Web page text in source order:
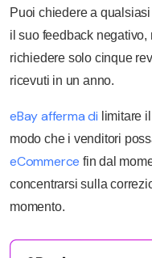
Puoi chiedere a
il suo feedback negativo,
richiedere solo cinque
ricevuti in un anno.
eBay afferma di limitare
modo che i venditori
eCommercefin dal
concentrarsi sulla
momento.